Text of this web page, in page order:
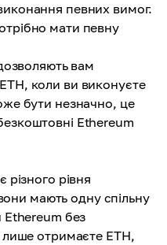
певних вимог.
мати певну
вам
коли ви виконуєте
бути незначно, це
Ethereum
рівня
мають одну спільну
Ethereum без
отримаєте ETH,